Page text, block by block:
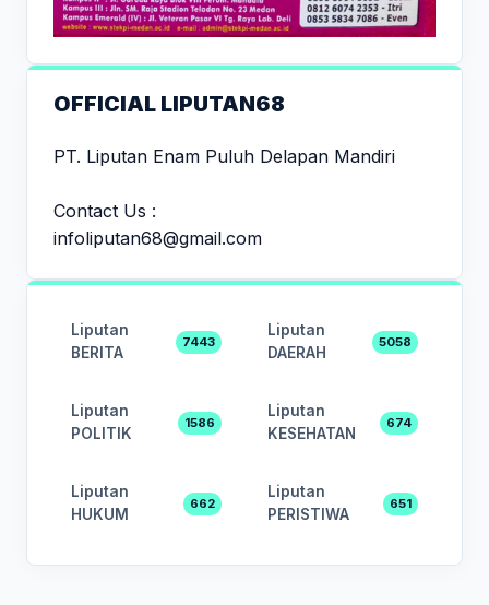
OFFICIAL LIPUTAN68
PT. Liputan Enam Puluh Delapan Mandiri
Contact Us :
infoliputan68@gmail.com
Liputan
BERITA
7443
Liputan
DAERAH
5058
Liputan
POLITIK
1586
Liputan
KESEHATAN
674
Liputan
HUKUM
662
Liputan
PERISTIWA
651